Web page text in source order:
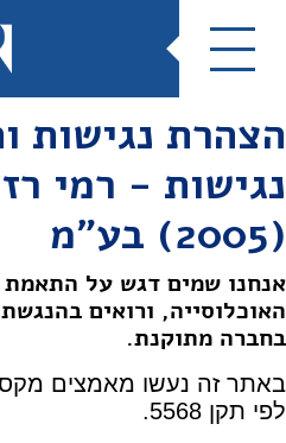
הצהרת נגישות
נגישות - רמי
(2005) בע"מ
אנחנו שמים דגש על
האוכלוסייה, ורואים
בחברה מתוקנת.
באתר זה נעשו מאמצים
לפי תקן 5568.